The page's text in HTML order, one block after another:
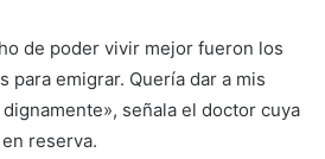
de poder vivir mejor fueron los
para emigrar. Quería dar a mis
señala el doctor cuya
reserva.